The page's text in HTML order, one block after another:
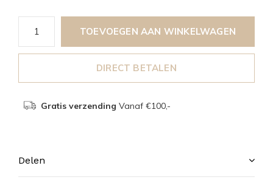
TOEVOEGEN AAN WINKELWAGEN
DIRECT BETALEN
Gratis verzending Vanaf €100,-
Delen